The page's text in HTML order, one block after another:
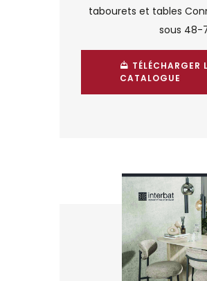
tabourets et tables
sous 48-
TÉLÉCHARGER
CATALOGUE